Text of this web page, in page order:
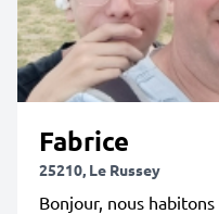
Fabrice
25210, Le Russey
Bonjour, nous